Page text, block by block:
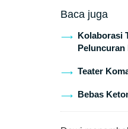
Baca juga
Kolaborasi
Peluncuran
Teater
Bebas